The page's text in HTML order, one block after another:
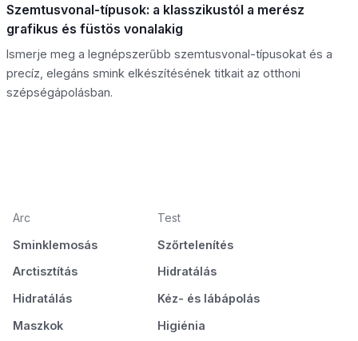
Szemtusvonal-típusok: a klasszikustól a merész
grafikus és füstös vonalakig
Ismerje meg a legnépszerűbb szemtusvonal-típusokat és a
precíz, elegáns smink elkészítésének titkait az otthoni
szépségápolásban.
Arc
Sminklemosás
Arctisztítás
Hidratálás
Maszkok
Test
Szőrtelenítés
Hidratálás
Kéz- és lábápolás
Higiénia